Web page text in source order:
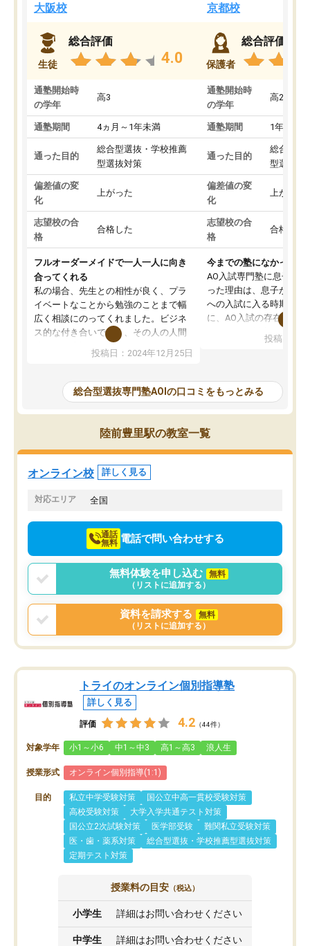
大阪校
生徒
総合評価
4.0
通塾開始時
の学年
高3
通塾期間 4ヵ月～1年未満
通った目的
総合型選抜・学校推薦
型選抜対策
偏差値の変
化
上がった
志望校の合
格
合格した
フルオーダーメイドで一人一人に向き
合ってくれる
私の場合、先生との相性が良く、プラ
イベートなことから勉強のことまで幅
広く相談にのってくれました。ビジネ
ス的な付き合いでなく、その人の人間
性までを適切に把握し、むきあってい
るなぁと強く感じることできました。
と相談すると、他の先生も紹介してく
ださり、客観的なアドバイスもいただ
くことができました（志望理由・自己
PR等の添削において）。そして、なに
より自習室が解放されている点がよか
ったです。友達と好きな時間に自習
し、お互いを高めあえる環境がありま
投稿日：2024年12月25日
京都校
保護者
総合評価
通塾開始時
の学年
高2
通塾期間 1年以上
通った目的
総合型選
型選抜対
偏差値の変
化
上がった
志望校の合
格
合格した
今までの塾になかった
AO入試専門塾に息子を
った理由は、息子が高校
への入試に入る時期に差
に、AO入試の存在を息
たことから、AOIに入塾
で、AO入試を改めて知
それに対しての具体的な
ことでした。更に子供の
る適正等についても詳し
でき、メンターの方々も
けてらっしゃいますので
投稿日：
総合型選抜専門塾AOIの口コミをもっとみる
陸前豊里駅の教室一覧
オンライン校 詳しく見る
対応エリア 全国
通話
無料 電話で問い合わせする
無料体験を申し込む
無料
（リストに追加する）
資料を請求する
無料
（リストに追加する）
トライのオンライン個別指導塾
詳しく見る
評価 4.2 （44件）
対象学年 小1～小6 中1～中3 高1～高3 浪人生
授業形式 オンライン個別指導(1:1)
目的 私立中学受験対策
国公立中高一貫校受験対策
高校受験対策
大学入学共通テスト対策
国公立2次試験対策
医学部受験
難関私立受験対策
医・歯・薬系対策
総合型選抜・学校推薦型選抜対策
定期テスト対策
授業料の目安 （税込）
小学生 詳細はお問い合わせください
中学生 詳細はお問い合わせください